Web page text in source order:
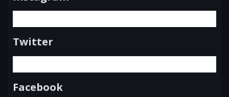
Twitter
Facebook